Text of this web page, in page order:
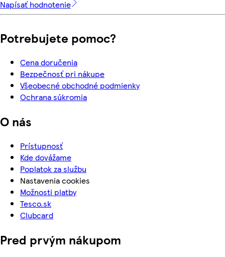
Napísať hodnotenie
Potrebujete pomoc?
Cena doručenia
Bezpečnosť pri nákupe
Všeobecné obchodné podmienky
Ochrana súkromia
O nás
Prístupnosť
Kde dovážame
Poplatok za službu
Nastavenia cookies
Možnosti platby
Tesco.sk
Clubcard
Pred prvým nákupom